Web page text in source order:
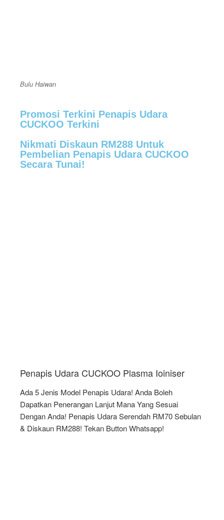
Bulu Haiwan
Promosi Terkini Penapis Udara
CUCKOO Terkini
Nikmati Diskaun RM288 Untuk
Pembelian Penapis Udara CUCKOO
Secara Tunai!
Penapis Udara CUCKOO Plasma Ioiniser
Ada 5 Jenis Model Penapis Udara! Anda Boleh
Dapatkan Penerangan Lanjut Mana Yang Sesuai
Dengan Anda! Penapis Udara Serendah RM70 Sebulan
& Diskaun RM288! Tekan Button Whatsapp!